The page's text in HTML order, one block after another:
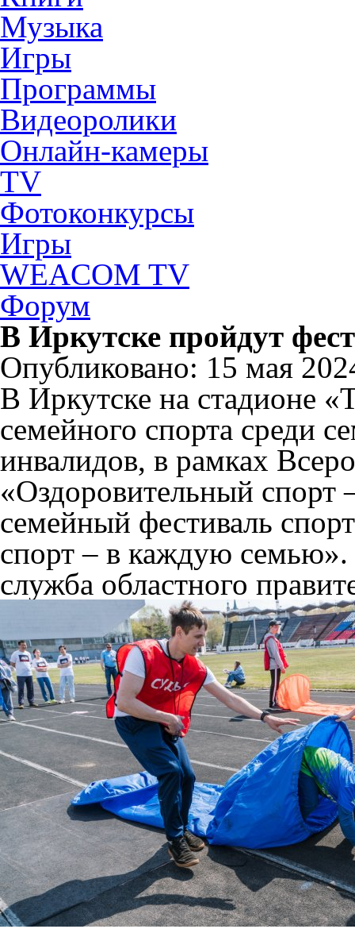
Музыка
Игры
Программы
Видеоролики
Онлайн-камеры
TV
Фотоконкурсы
Игры
WEACOM TV
Форум
В Иркутске пройдут
Опубликовано: 15 мая
В Иркутске на стадионе
семейного спорта среди
инвалидов, в рамках
«Оздоровительный
семейный фестиваль
спорт – в каждую
служба областного